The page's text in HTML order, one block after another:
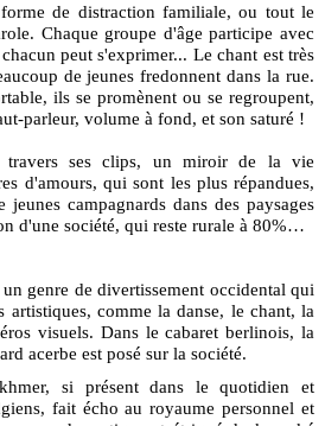
de distraction familiale, ou tout le
Chaque groupe d'âge participe avec
peut s'exprimer... Le chant est très
de jeunes fredonnent dans la rue.
ils se promènent ou se regroupent,
parleur, volume à fond, et son saturé !
travers ses clips, un miroir de la vie
d'amours, qui sont les plus répandues,
campagnards dans des paysages
d'une société, qui reste rurale à 80%…
genre de divertissement occidental qui
artistiques, comme la danse, le chant, la
visuels. Dans le cabaret berlinois, la
acerbe est posé sur la société.
si présent dans le quotidien et
fait écho au royaume personnel et